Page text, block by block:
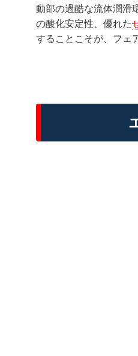
動部の過酷な流体潤滑
の酸化安定性、優れた
することこそが、フェ